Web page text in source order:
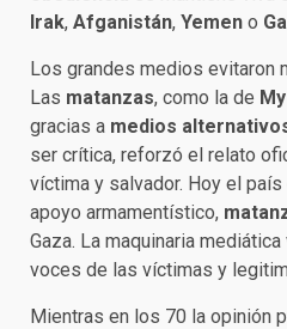
Irak, Afganistán, Yemen o
Los grandes medios evitaron
Las matanzas, como la de
gracias a medios
ser crítica, reforzó el relato
víctima y salvador. Hoy el
apoyo armamentístico,
Gaza. La maquinaria
voces de las víctimas y
Mientras en los 70 la opinión